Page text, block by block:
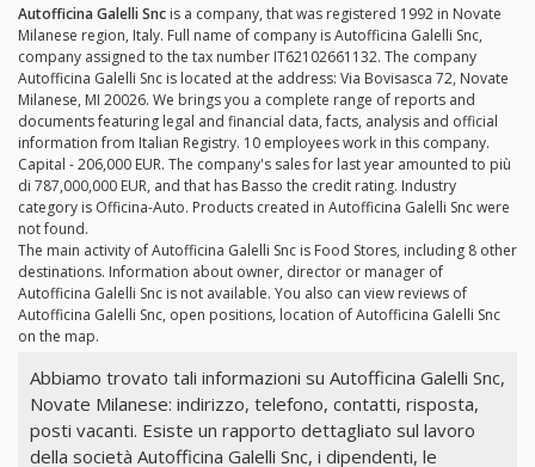
Autofficina Galelli Snc is a company, that was registered 1992 in Novate
Milanese region, Italy. Full name of company is Autofficina Galelli Snc,
company assigned to the tax number IT62102661132. The company
Autofficina Galelli Snc is located at the address: Via Bovisasca 72, Novate
Milanese, MI 20026. We brings you a complete range of reports and
documents featuring legal and financial data, facts, analysis and official
information from Italian Registry. 10 employees work in this company.
Capital - 206,000 EUR. The company's sales for last year amounted to più
di 787,000,000 EUR, and that has Basso the credit rating. Industry
category is Officina-Auto. Products created in Autofficina Galelli Snc were
not found.
The main activity of Autofficina Galelli Snc is Food Stores, including 8 other
destinations. Information about owner, director or manager of
Autofficina Galelli Snc is not available. You also can view reviews of
Autofficina Galelli Snc, open positions, location of Autofficina Galelli Snc
on the map.
Abbiamo trovato tali informazioni su Autofficina Galelli Snc,
Novate Milanese: indirizzo, telefono, contatti, risposta,
posti vacanti. Esiste un rapporto dettagliato sul lavoro
della società Autofficina Galelli Snc, i dipendenti, le